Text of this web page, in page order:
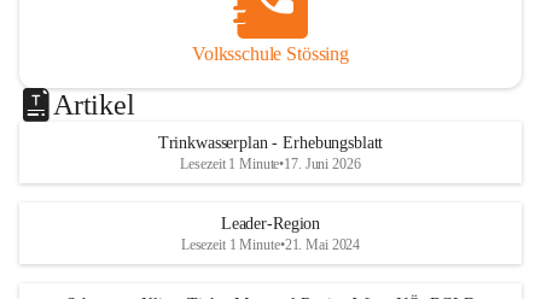
Volksschule Stössing
Artikel
Trinkwasserplan - Erhebungsblatt
Lesezeit 1 Minute•17. Juni 2026
Leader-Region
Lesezeit 1 Minute•21. Mai 2024